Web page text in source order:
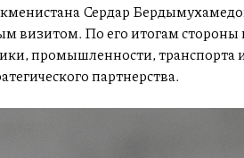
Сердар
визитом. По его итогам
промышленности, транспорта
партнерства.